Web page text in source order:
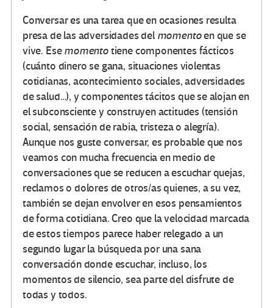
Conversar es una tarea que en ocasiones resulta
presa de las adversidades del momentoen que se
vive. Esemomentotiene componentes fácticos
(cuánto dinero se gana, situaciones violentas
cotidianas, acontecimiento sociales, adversidades
de salud…), y componentes tácitos que se alojan en
el subconsciente y construyen actitudes (tensión
social, sensación de rabia, tristeza o alegría).
Aunque nos guste conversar, es probable que nos
veamos con mucha frecuencia en medio de
conversaciones que se reducen a escuchar quejas,
reclamos o dolores de otros/as quienes, a su vez,
también se dejan envolver en esos pensamientos
de forma cotidiana. Creo que la velocidad marcada
de estos tiempos parece haber relegado a un
segundo lugar la búsqueda por una sana
conversación donde escuchar, incluso, los
momentos de silencio, sea parte del disfrute de
todas y todos.